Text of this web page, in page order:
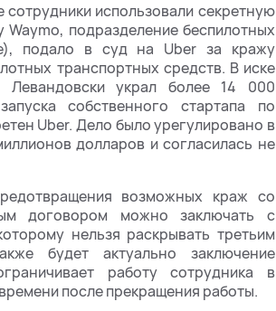
использовали секретную
подразделение беспилотных
подало в суд на Uber за кражу
транспортных средств. В иске
украл более 14 000
собственного стартапа по
Uber. Дело было урегулировано в
долларов и согласилась не
возможных краж со
договором можно заключать с
нельзя раскрывать третьим
будет актуально заключение
работу сотрудника в
после прекращения работы.